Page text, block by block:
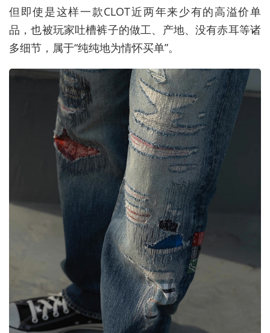
但即使是这样一款CLOT近两年来少有的高溢价单
品，也被玩家吐槽裤子的做工、产地、没有赤耳等诸
多细节，属于“纯纯地为情怀买单”。